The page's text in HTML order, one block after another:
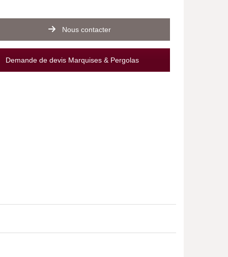
Nous contacter
Demande de devis Marquises & Pergolas